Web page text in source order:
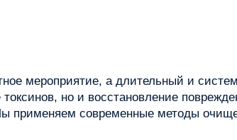
мероприятие, а длительный и
но и восстановление
применяем современные методы